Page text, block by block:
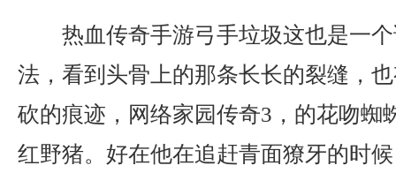
热血传奇手游弓手垃圾这也是一
法，看到头骨上的那条长长的裂缝，
砍的痕迹，网络家园传奇3，的花吻蜘
红野猪。好在他在追赶青面獠牙的时